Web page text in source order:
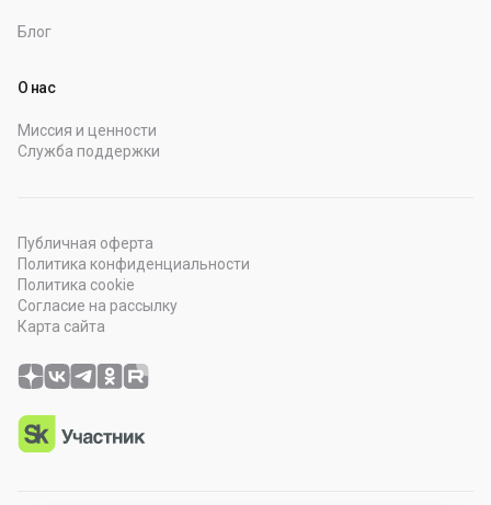
Блог
О нас
Миссия и ценности
Служба поддержки
Публичная оферта
Политика конфиденциальности
Политика cookie
Согласие на рассылку
Карта сайта